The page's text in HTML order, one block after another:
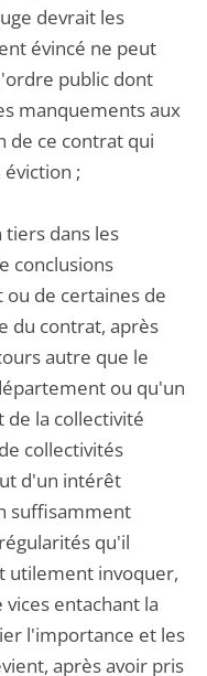
devrait les
évincé ne peut
public dont
manquements aux
de ce contrat qui
;
tiers dans les
conclusions
de certaines de
du contrat, après
autre que le
ou qu'un
la collectivité
collectivités
d'un intérêt
suffisamment
qu'il
utilement invoquer,
entachant la
l'importance et les
après avoir pris